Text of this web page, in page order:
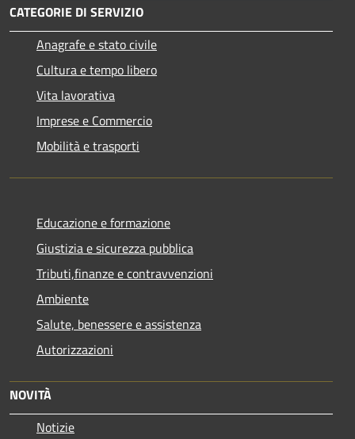
CATEGORIE DI SERVIZIO
Anagrafe e stato civile
Cultura e tempo libero
Vita lavorativa
Imprese e Commercio
Mobilità e trasporti
Educazione e formazione
Giustizia e sicurezza pubblica
Tributi,finanze e contravvenzioni
Ambiente
Salute, benessere e assistenza
Autorizzazioni
NOVITÀ
Notizie